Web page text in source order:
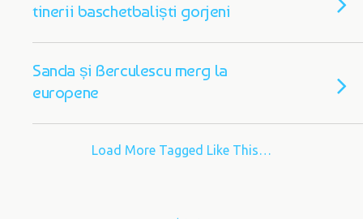
tinerii baschetbaliști gorjeni
Sanda și Berculescu merg la
europene
Load More Tagged Like This…